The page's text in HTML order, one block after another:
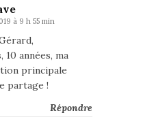
à 9 h 55 min
10 années, ma
principale
partage !
Répondre